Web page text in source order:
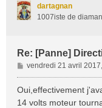
dartagnan
1007iste de
Re: [Panne]
M
e
s
s
vendredi 21 avril
Oui,effectivement
14 volts moteur